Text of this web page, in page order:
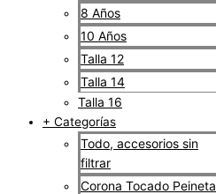
8 Años
10 Años
Talla 12
Talla 14
Talla 16
+ Categorías
Todo, accesorios sin
filtrar
Corona Tocado Peineta